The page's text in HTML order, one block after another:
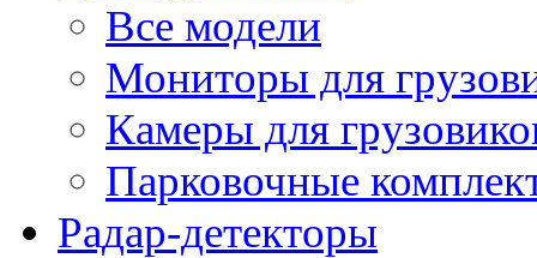
Все модели
Мониторы для
Камеры для
Парковочные
Радар-детекторы